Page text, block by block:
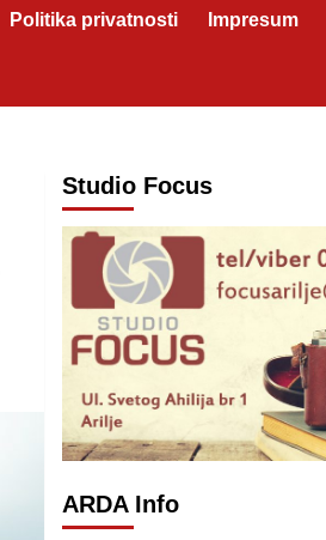
Politika privatnosti Impresum
Studio Focus
ARDA Info